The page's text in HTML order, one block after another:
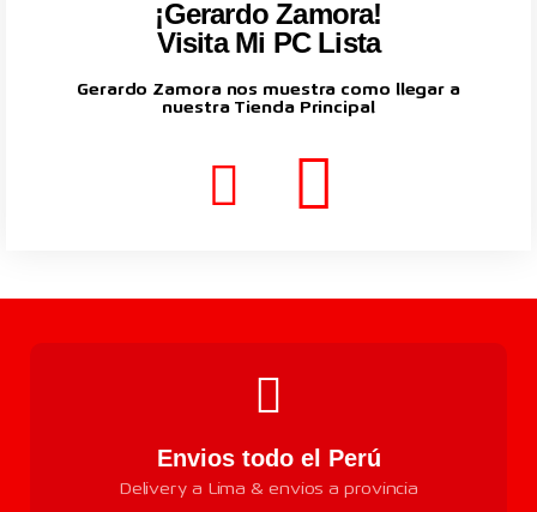
¡Gerardo Zamora!
Visita Mi PC Lista
Gerardo Zamora nos muestra como llegar a
nuestra Tienda Principal
Envios todo el Perú
Delivery a Lima & envios a provincia